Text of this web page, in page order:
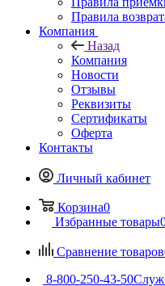
Правила
Компания
Назад
Компания
Новости
Отзывы
Реквизиты
Сертификаты
Оферта
Контакты
Личный кабинет
Корзина0
Избранные товары
Сравнение товаров
8-800-250-43-50